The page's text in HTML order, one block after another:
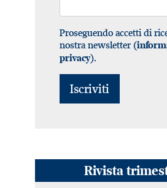
Proseguendo accetti di
nostra newsletter (
privacy).
Rivista